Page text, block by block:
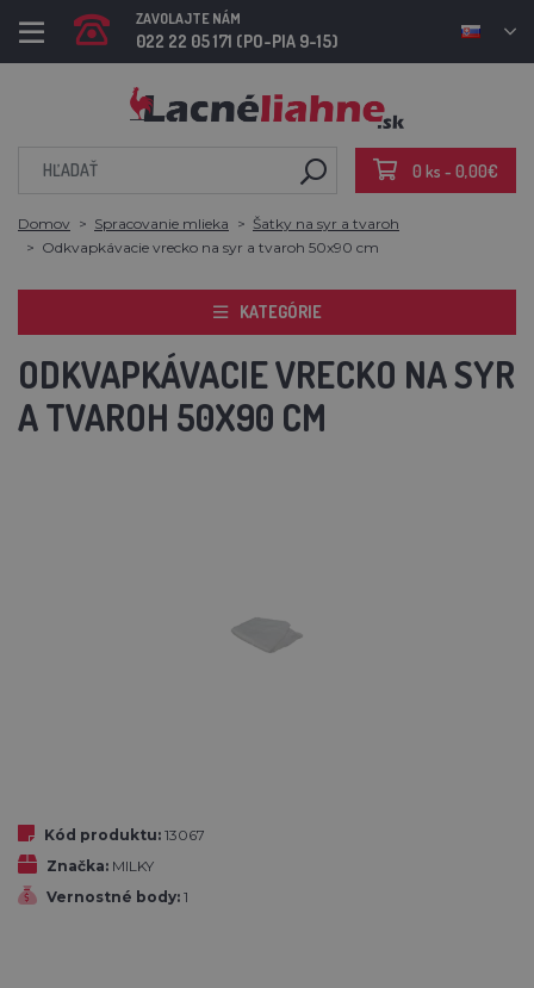
ZAVOLAJTE NÁM
022 22 05 171 (PO-PIA 9-15)
0 ks - 0,00€
Domov Spracovanie mlieka
Šatky na syr a tvaroh
Odkvapkávacie vrecko na syr a tvaroh 50x90 cm
KATEGÓRIE
ODKVAPKÁVACIE VRECKO NA SYR
A TVAROH 50X90 CM
Kód produktu: 13067
Značka: MILKY
Vernostné body: 1